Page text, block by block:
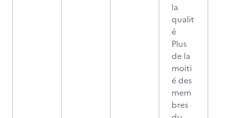
la
qualit
é
Plus
de la
moiti
é des
mem
bres